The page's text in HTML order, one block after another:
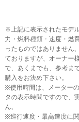
※上記に表示されたモデ
力・燃料種類・速度・燃
ったものではありません
ておりますが、オーナー
で、あくまでも、参考ま
購入をお決め下さい。
※使用時間は、メーター
タの表示時間ですので、
ん。
※巡行速度・最高速度に